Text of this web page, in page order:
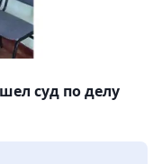
суд по делу